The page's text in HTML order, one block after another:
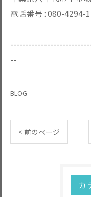
電話番号 :080-4294-
--
BLOG
< 前のページ
カ